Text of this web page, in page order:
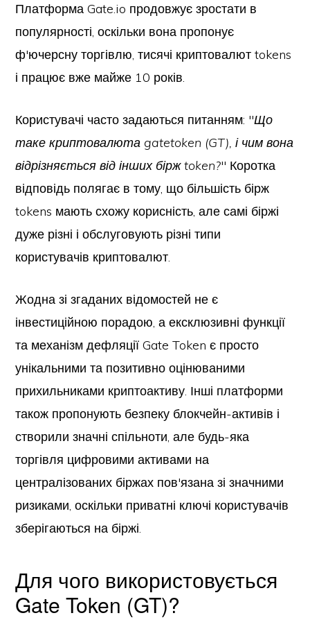
Платформа Gate.io продовжує зростати в
популярності, оскільки вона пропонує
ф'ючерсну торгівлю, тисячі криптовалют tokens
і працює вже майже 10 років.
Користувачі часто задаються питанням: "Що
таке криптовалюта gatetoken (GT), і чим вона
відрізняється від інших бірж token?" Коротка
відповідь полягає в тому, що більшість бірж
tokens мають схожу корисність, але самі біржі
дуже різні і обслуговують різні типи
користувачів криптовалют.
Жодна зі згаданих відомостей не є
інвестиційною порадою, а ексклюзивні функції
та механізм дефляції Gate Token є просто
унікальними та позитивно оцінюваними
прихильниками криптоактиву. Інші платформи
також пропонують безпеку блокчейн-активів і
створили значні спільноти, але будь-яка
торгівля цифровими активами на
централізованих біржах пов'язана зі значними
ризиками, оскільки приватні ключі користувачів
зберігаються на біржі.
Для чого використовується
Gate Token (GT)?